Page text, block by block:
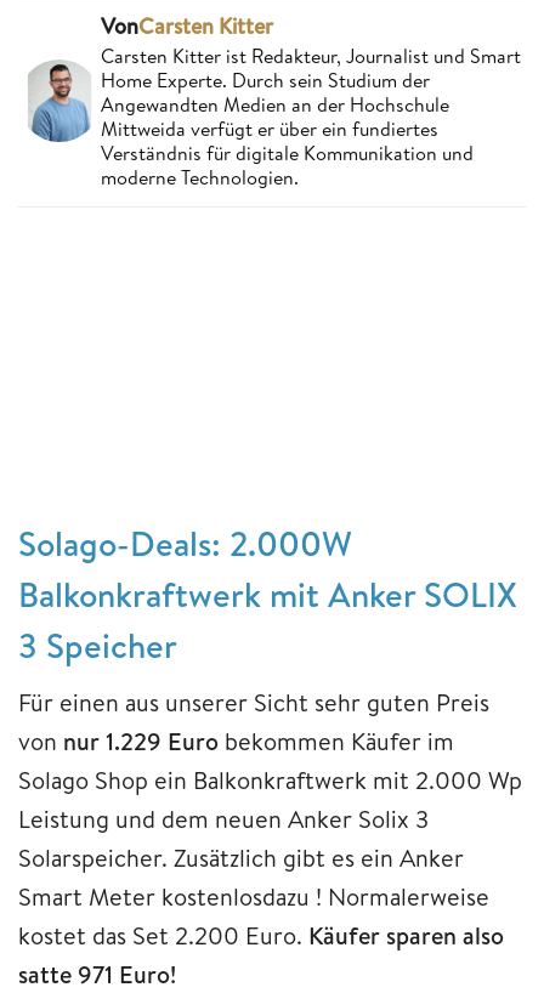
VonCarsten Kitter
Carsten Kitter ist Redakteur, Journalist und Smart
Home Experte. Durch sein Studium der
Angewandten Medien an der Hochschule
Mittweida verfügt er über ein fundiertes
Verständnis für digitale Kommunikation und
moderne Technologien.
Solago-Deals: 2.000W
Balkonkraftwerk mit Anker SOLIX
3 Speicher
Für einen aus unserer Sicht sehr guten Preis
von nur 1.229 Euro bekommen Käufer im
Solago Shop ein Balkonkraftwerk mit 2.000 Wp
Leistung und dem neuen Anker Solix 3
Solarspeicher. Zusätzlich gibt es ein Anker
Smart Meter kostenlosdazu ! Normalerweise
kostet das Set 2.200 Euro. Käufer sparen also
satte 971 Euro!